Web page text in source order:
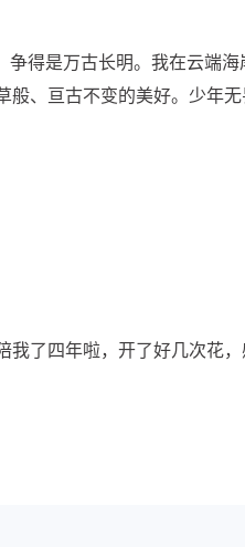
得是万古长明。我在云端
、亘古不变的美好。少年
了四年啦，开了好几次花